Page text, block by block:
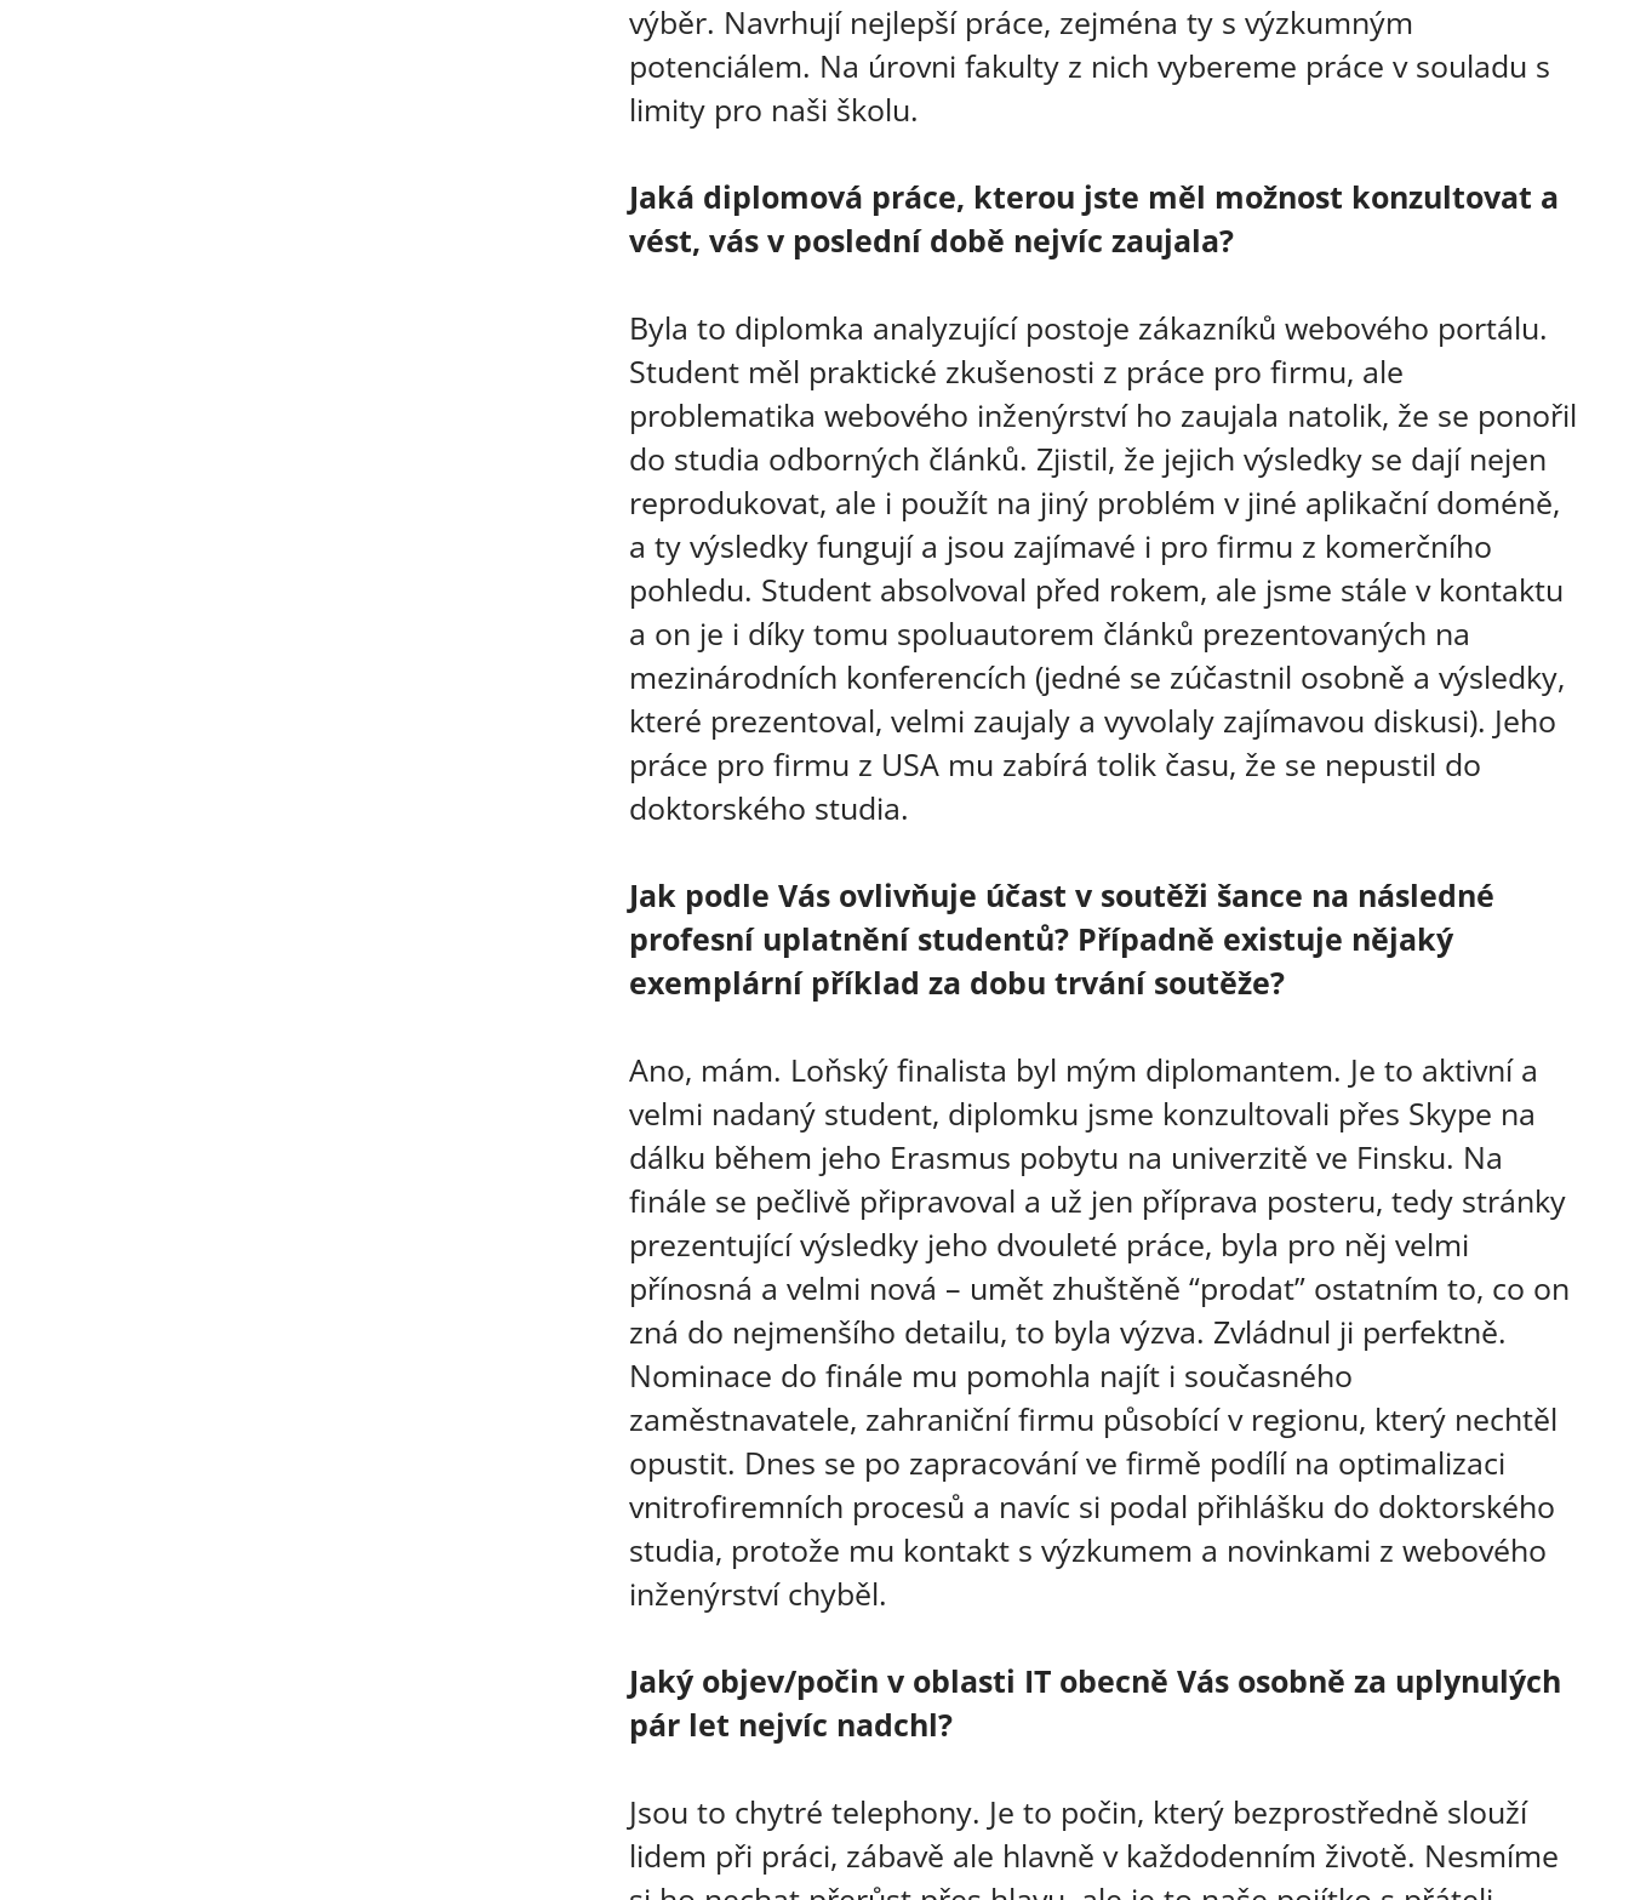
výběr. Navrhují nejlepší práce, zejména ty s výzkumným
potenciálem. Na úrovni fakulty z nich vybereme práce v souladu s
limity pro naši školu.
Jaká diplomová práce, kterou jste měl možnost konzultovat a
vést, vás v poslední době nejvíc zaujala?
Byla to diplomka analyzující postoje zákazníků webového portálu.
Student měl praktické zkušenosti z práce pro firmu, ale
problematika webového inženýrství ho zaujala natolik, že se ponořil
do studia odborných článků. Zjistil, že jejich výsledky se dají nejen
reprodukovat, ale i použít na jiný problém v jiné aplikační doméně,
a ty výsledky fungují a jsou zajímavé i pro firmu z komerčního
pohledu. Student absolvoval před rokem, ale jsme stále v kontaktu
a on je i díky tomu spoluautorem článků prezentovaných na
mezinárodních konferencích (jedné se zúčastnil osobně a výsledky,
které prezentoval, velmi zaujaly a vyvolaly zajímavou diskusi). Jeho
práce pro firmu z USA mu zabírá tolik času, že se nepustil do
doktorského studia.
Jak podle Vás ovlivňuje účast v soutěži šance na následné
profesní uplatnění studentů? Případně existuje nějaký
exemplární příklad za dobu trvání soutěže?
Ano, mám. Loňský finalista byl mým diplomantem. Je to aktivní a
velmi nadaný student, diplomku jsme konzultovali přes Skype na
dálku během jeho Erasmus pobytu na univerzitě ve Finsku. Na
finále se pečlivě připravoval a už jen příprava posteru, tedy stránky
prezentující výsledky jeho dvouleté práce, byla pro něj velmi
přínosná a velmi nová – umět zhuštěně “prodat” ostatním to, co on
zná do nejmenšího detailu, to byla výzva. Zvládnul ji perfektně.
Nominace do finále mu pomohla najít i současného
zaměstnavatele, zahraniční firmu působící v regionu, který nechtěl
opustit. Dnes se po zapracování ve firmě podílí na optimalizaci
vnitrofiremních procesů a navíc si podal přihlášku do doktorského
studia, protože mu kontakt s výzkumem a novinkami z webového
inženýrství chyběl.
Jaký objev/počin v oblasti IT obecně Vás osobně za uplynulých
pár let nejvíc nadchl?
Jsou to chytré telephony. Je to počin, který bezprostředně slouží
lidem při práci, zábavě ale hlavně v každodenním životě. Nesmíme